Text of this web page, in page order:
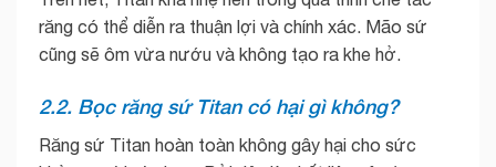
răng có thể diễn ra thuận lợi và chính xác. Mão sứ
cũng sẽ ôm vừa nướu và không tạo ra khe hở.
2.2. Bọc răng sứ Titan có hại gì không?
Răng sứ Titan hoàn toàn không gây hại cho sức